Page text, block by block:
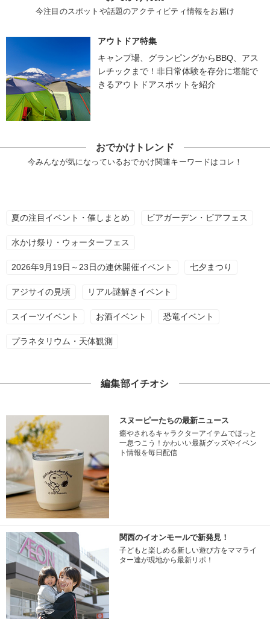
今注目のスポットや話題のアクティビティ情報をお届け
アウトドア特集
キャンプ場、グランピングからBBQ、アス
レチックまで！非日常体験を存分に堪能で
きるアウトドアスポットを紹介
おでかけトレンド
今みんなが気になっているおでかけ関連キーワードはコレ！
夏の注目イベント・催しまとめ ビアガーデン・ビアフェス
水かけ祭り・ウォーターフェス
2026年9月19日～23日の連休開催イベント 七夕まつり
アジサイの見頃 リアル謎解きイベント
スイーツイベント お酒イベント 恐竜イベント
プラネタリウム・天体観測
編集部イチオシ
スヌーピーたちの最新ニュース
癒やされるキャラクターアイテムでほっと
一息つこう！かわいい最新グッズやイベン
ト情報を毎日配信
関西のイオンモールで新発見！
子どもと楽しめる新しい遊び方をママライ
ター達が現地から最新リポ！